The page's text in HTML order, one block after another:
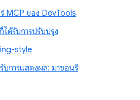
ร์ MCP ของ DevTools
ได้รับการปรับปรุง
style
บการแสดงผล: มาซอนรี